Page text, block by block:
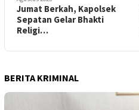
Jumat Berkah, Kapolsek
Sepatan Gelar Bhakti
Religi…
BERITA KRIMINAL